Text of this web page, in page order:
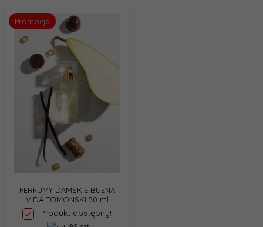
Promocja
PERFUMY DAMSKIE BUENA
VIDA TOMONSKI 50 ml
Produkt dostępny!